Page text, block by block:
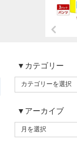
▼カテゴリー
▼アーカイブ